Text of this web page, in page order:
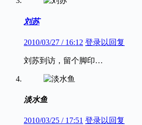
刘苏
2010/03/27 / 16:12 登录以回复
刘苏到访，留个脚印…
淡水鱼
2010/03/25 / 17:51 登录以回复